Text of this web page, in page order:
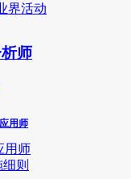
界活动
师
用师
用师
则